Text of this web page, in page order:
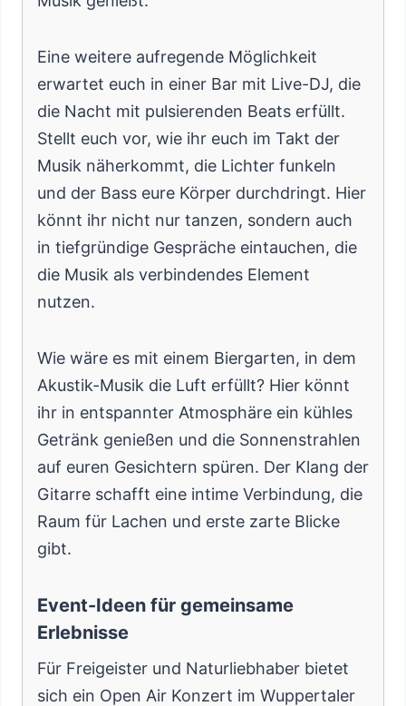
Eine weitere aufregende Möglichkeit
erwartet euch in einer Bar mit Live-DJ, die
die Nacht mit pulsierenden Beats erfüllt.
Stellt euch vor, wie ihr euch im Takt der
Musik näherkommt, die Lichter funkeln
und der Bass eure Körper durchdringt. Hier
könnt ihr nicht nur tanzen, sondern auch
in tiefgründige Gespräche eintauchen, die
die Musik als verbindendes Element
nutzen.
Wie wäre es mit einem Biergarten, in dem
Akustik-Musik die Luft erfüllt? Hier könnt
ihr in entspannter Atmosphäre ein kühles
Getränk genießen und die Sonnenstrahlen
auf euren Gesichtern spüren. Der Klang der
Gitarre schafft eine intime Verbindung, die
Raum für Lachen und erste zarte Blicke
gibt.
Event-Ideen für gemeinsame
Erlebnisse
Für Freigeister und Naturliebhaber bietet
sich ein Open Air Konzert im Wuppertaler